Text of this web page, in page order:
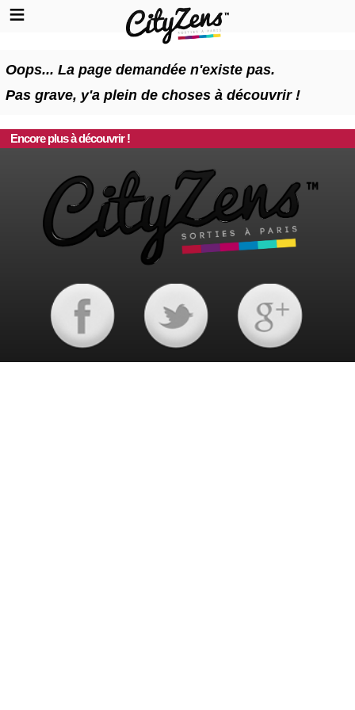
Oops... La page demandée n'existe pas.
Pas grave, y'a plein de choses à découvrir !
Encore plus à découvrir !